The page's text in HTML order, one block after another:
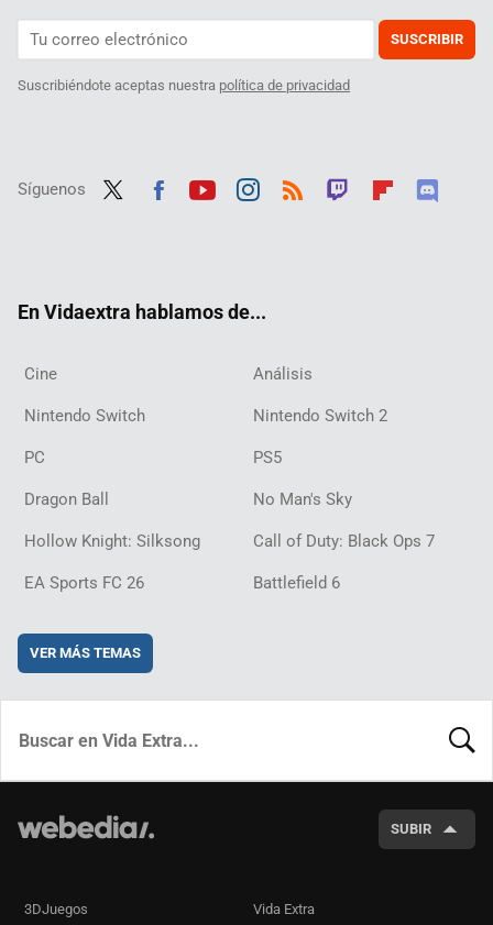
SUSCRIBIR
Suscribiéndote aceptas nuestra política de privacidad
Síguenos
En Vidaextra hablamos de...
Cine Análisis
Nintendo Switch Nintendo Switch 2
PC PS5
Dragon Ball No Man's Sky
Hollow Knight: Silksong Call of Duty: Black Ops 7
EA Sports FC 26 Battlefield 6
VER MÁS TEMAS
SUBIR
3DJuegos Vida Extra